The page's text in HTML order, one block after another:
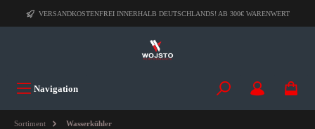
VERSANDKOSTENFREI INNERHALB DEUTSCHLANDS! AB 300€ WARENWERT
Navigation
Sortiment Wasserkühler